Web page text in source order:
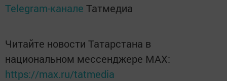
Telegram-канале Татмедиа
Читайте новости Татарстана в
национальном мессенджере MАХ:
https://max.ru/tatmedia